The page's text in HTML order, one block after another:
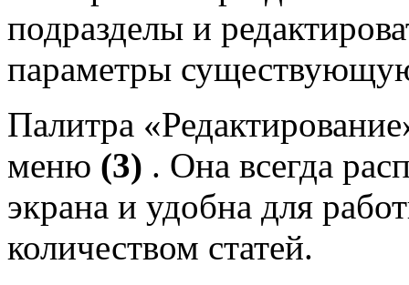
подразделы и
параметры
Палитра
меню (3) . Она всегда
экрана и удобна для
количеством статей.